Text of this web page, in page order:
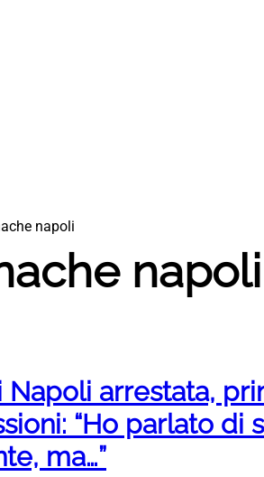
napoli
napoli
Napoli arrestata,
“Ho parlato di
ma…”